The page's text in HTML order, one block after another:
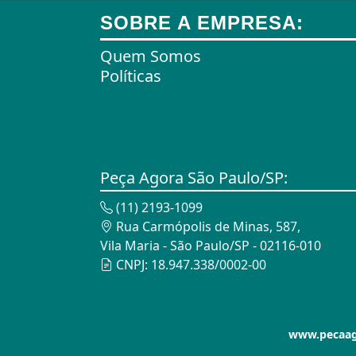
Ares Comprimidos
Armas de Propulsão
Armações
Arrastes
Arruelas
Assento Sanitário
Assentos de Banheiras
SOBRE A EMPRESA:
Quem Somos
Políticas
Peça Agora São Paulo/SP:
(11) 2193-1099
Rua Carmópolis de Minas, 587,
Vila Maria - São Paulo/SP - 02116-010
CNPJ: 18.947.338/0002-00